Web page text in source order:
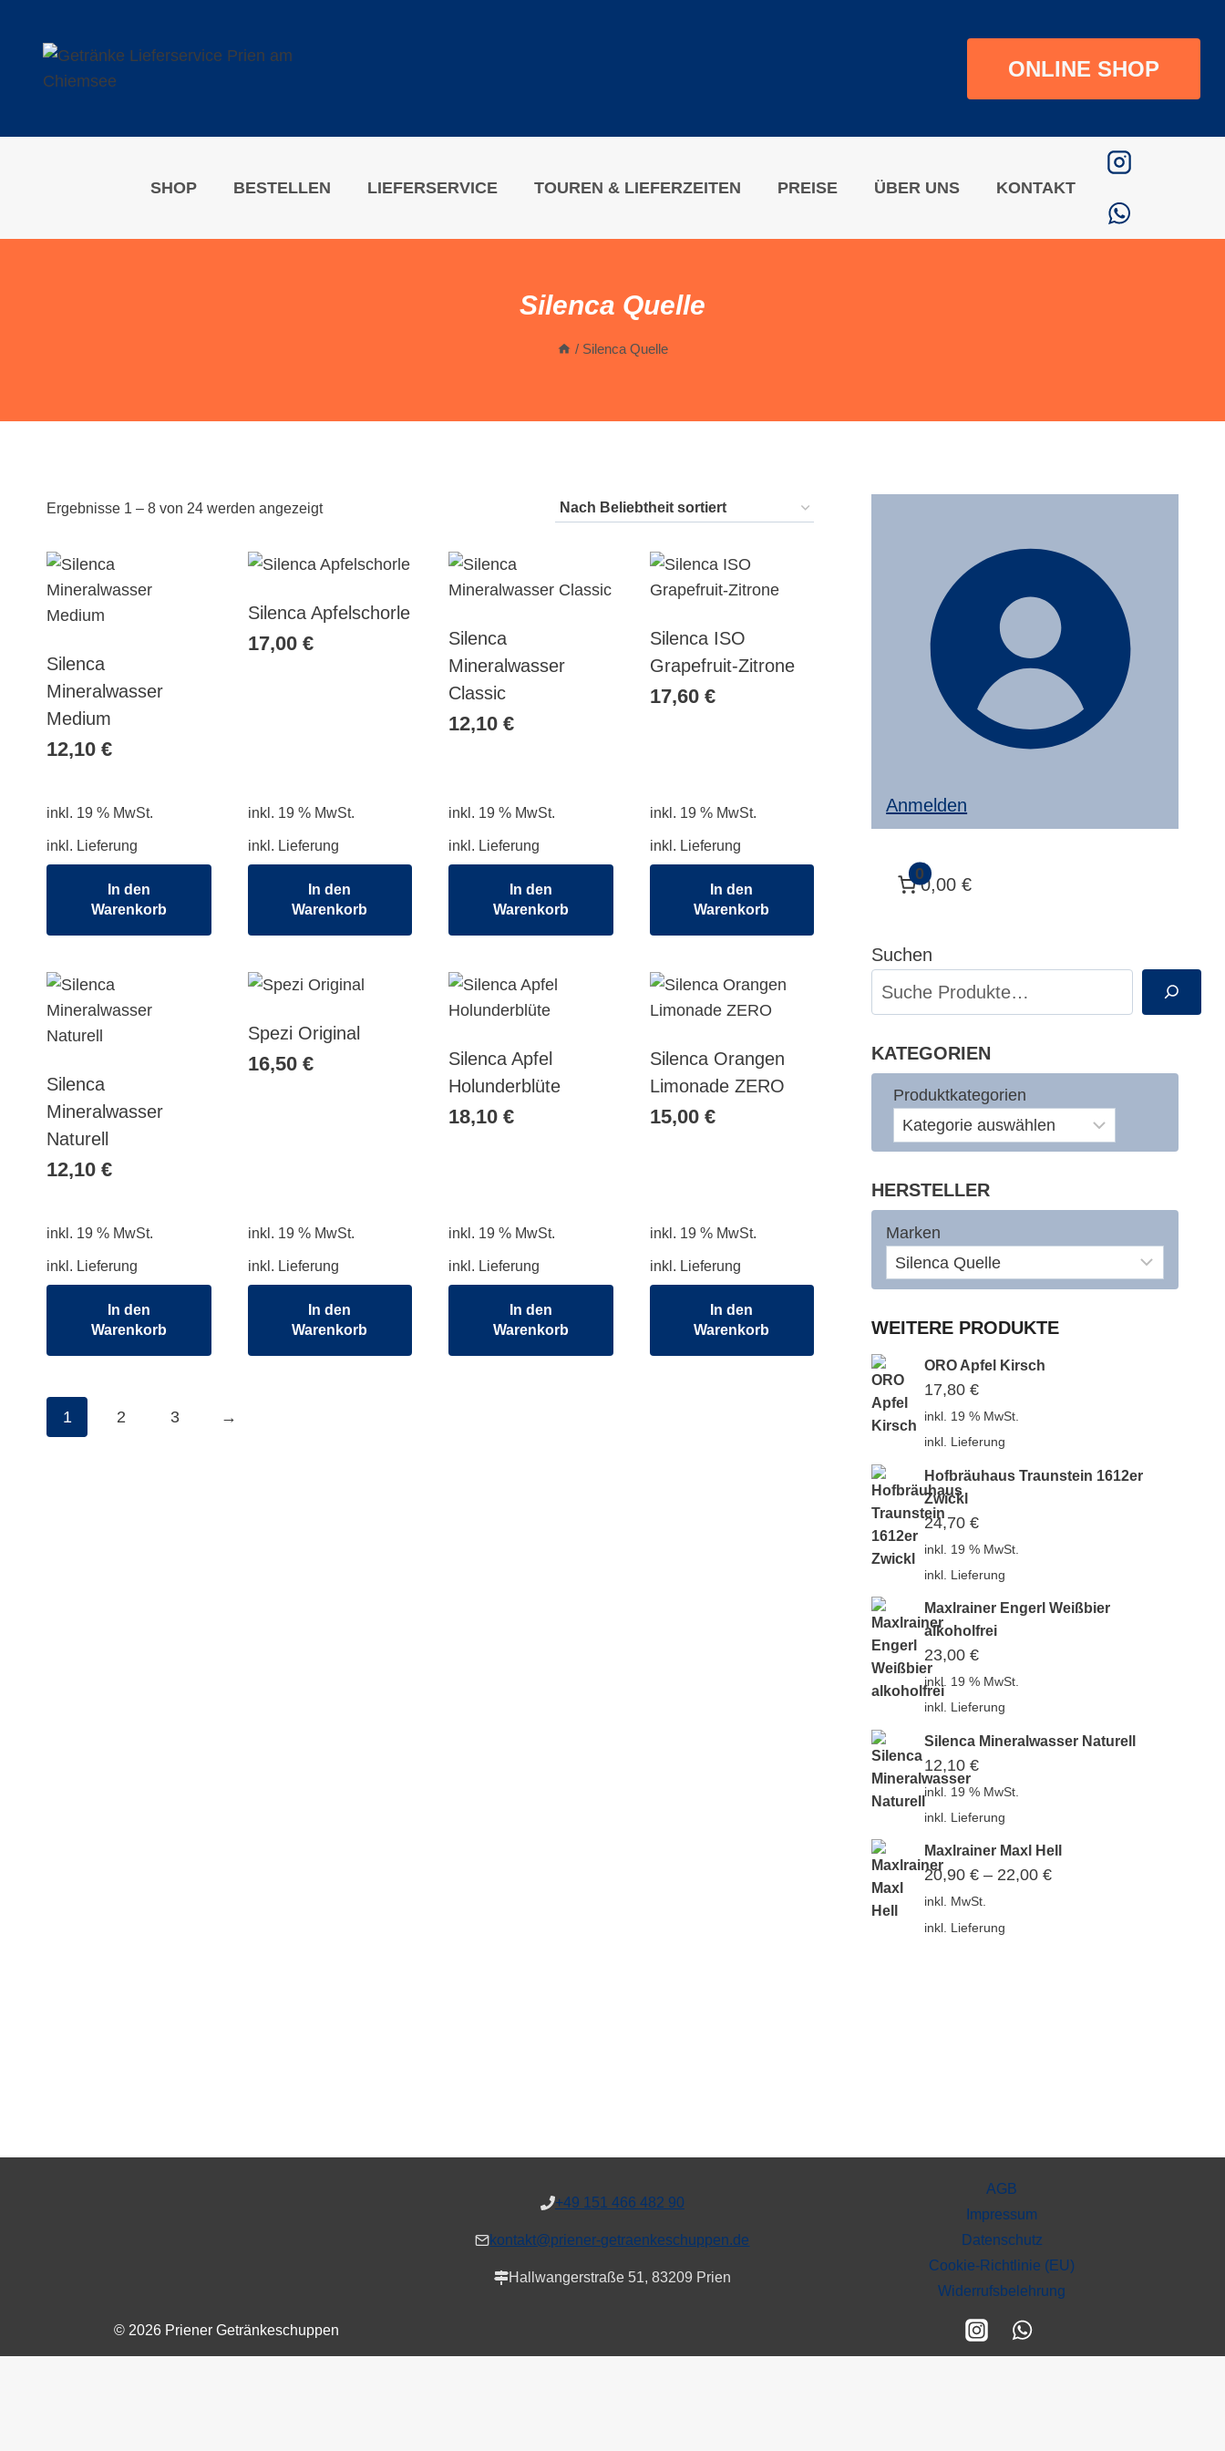
springen
ONLINE SHOP
SHOP BESTELLEN LIEFERSERVICE TOUREN & LIEFERZEITEN PREISE ÜBER UNS KONTAKT
Silenca Quelle
/ Silenca Quelle
Ergebnisse 1 – 8 von 24 werden angezeigtNach
sortiert
Silenca
Mineralwasser
Medium
12,10 €
inkl. 19 % MwSt.
inkl. Lieferung
In den
Warenkorb
Silenca Apfelschorle
17,00 €
inkl. 19 % MwSt.
inkl. Lieferung
In den
Warenkorb
Silenca
Mineralwasser
Classic
12,10€
inkl. 19 % MwSt.
inkl. Lieferung
In den
Warenkorb
Silenca ISO
Grapefruit-Zitrone
17,60 €
inkl. 19 % MwSt.
inkl. Lieferung
In den
Warenkorb
Silenca
Mineralwasser
Naturell
12,10 €
inkl. 19 % MwSt.
inkl. Lieferung
In den
Warenkorb
Spezi Original
16,50 €
inkl. 19 % MwSt.
inkl. Lieferung
In den
Warenkorb
Silenca Apfel
Holunderblüte
18,10€
inkl. 19 % MwSt.
inkl. Lieferung
In den
Warenkorb
Silenca Orangen
Limonade ZERO
15,00 €
inkl. 19 % MwSt.
inkl. Lieferung
In den
Warenkorb
1 2 3 →
Anmelden
0
0,00 €
Suchen
KATEGORIEN
Produktkategorien
HERSTELLER
Marken
WEITERE PRODUKTE
ORO Apfel Kirsch
17,80€
inkl. 19 % MwSt.
inkl. Lieferung
Hofbräuhaus Traunstein 1612er
Zwickl
24,70€
inkl. 19 % MwSt.
inkl. Lieferung
Maxlrainer Engerl Weißbier
alkoholfrei
23,00€
inkl. 19 % MwSt.
inkl. Lieferung
Silenca Mineralwasser Naturell
12,10€
inkl. 19 % MwSt.
inkl. Lieferung
Maxlrainer Maxl Hell
20,90€ – 22,00€
inkl. MwSt.
inkl. Lieferung
+49 151 466 482 90
kontakt@priener-getraenkeschuppen.de
Hallwangerstraße 51, 83209 Prien
AGB
Impressum
Datenschutz
Cookie-Richtlinie (EU)
Widerrufsbelehrung
© 2026 Priener Getränkeschuppen